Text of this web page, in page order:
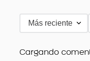
Más reciente
Cargando